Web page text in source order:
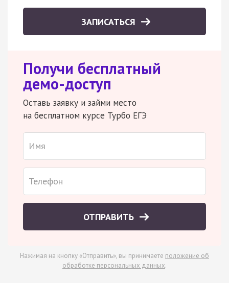
ЗАПИСАТЬСЯ
Получи бесплатный
демо-доступ
Оставь заявку и займи место
на бесплатном курсе Турбо ЕГЭ
ОТПРАВИТЬ
Нажимая на кнопку «Отправить», вы принимаете положение об
обработке персональных данных.